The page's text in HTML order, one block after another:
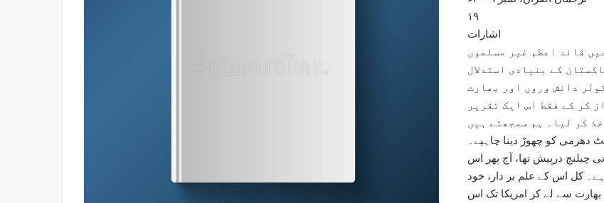
۱۹
اشارات
کہ 11 اگست کی تقریر میں قائد اعظم غیر مسلموں
کے بنیادی استدلال
دانش وروں اور بھارت
کر کے فقط اس ایک تقریر
کر لیا۔ ہم سمجھتے ہیں
دھرمی کو چھوڑ دینا چاہیے۔
چیلنج درپیش تھا، آج پھر اس
کل اس کے علم بر دار، خود
بھارت سے لے کر امریکا تک اس